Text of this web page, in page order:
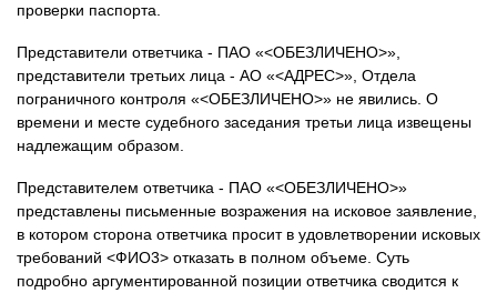
проверки паспорта.
Представители ответчика - ПАО «<ОБЕЗЛИЧЕНО>»,
представители третьих лица - АО «<АДРЕС>», Отдела
пограничного контроля «<ОБЕЗЛИЧЕНО>» не явились. О
времени и месте судебного заседания третьи лица извещены
надлежащим образом.
Представителем ответчика - ПАО «<ОБЕЗЛИЧЕНО>»
представлены письменные возражения на исковое заявление,
в котором сторона ответчика просит в удовлетворении исковых
требований <ФИО3> отказать в полном объеме. Суть
подробно аргументированной позиции ответчика сводится к